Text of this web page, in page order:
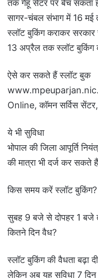
तक गेहूं सेंटर पर बेच सकता
सागर-चंबल संभाग में 16 मई
स्लॉट बुकिंग कराकर
13 अप्रैल तक स्लॉट बुकिंग
ऐसे कर सकते हैं स्लॉट बुक
Online, कॉमन सर्विस
ये भी सुविधा
भोपाल की जिला आपूर्ति
की मात्रा भी दर्ज कर सकते
किस समय करें स्लॉट बुकिंग?
सुबह 9 बजे से दोपहर 1
कितने दिन वैध?
स्लॉट बुकिंग की वैधता बढ़ा
लेकिन अब यह सुविधा 7 दिन